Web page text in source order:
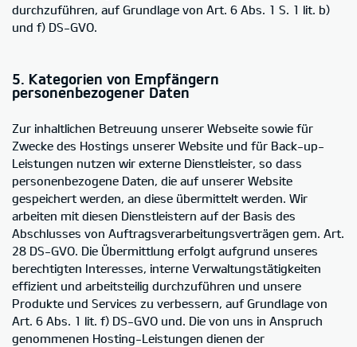
durchzuführen, auf Grundlage von Art. 6 Abs. 1 S. 1 lit. b)
und f) DS-GVO.
5. Kategorien von Empfängern
personenbezogener Daten
Zur inhaltlichen Betreuung unserer Webseite sowie für
Zwecke des Hostings unserer Website und für Back-up-
Leistungen nutzen wir externe Dienstleister, so dass
personenbezogene Daten, die auf unserer Website
gespeichert werden, an diese übermittelt werden. Wir
arbeiten mit diesen Dienstleistern auf der Basis des
Abschlusses von Auftragsverarbeitungsverträgen gem. Art.
28 DS-GVO. Die Übermittlung erfolgt aufgrund unseres
berechtigten Interesses, interne Verwaltungstätigkeiten
effizient und arbeitsteilig durchzuführen und unsere
Produkte und Services zu verbessern, auf Grundlage von
Art. 6 Abs. 1 lit. f) DS-GVO und. Die von uns in Anspruch
genommenen Hosting-Leistungen dienen der